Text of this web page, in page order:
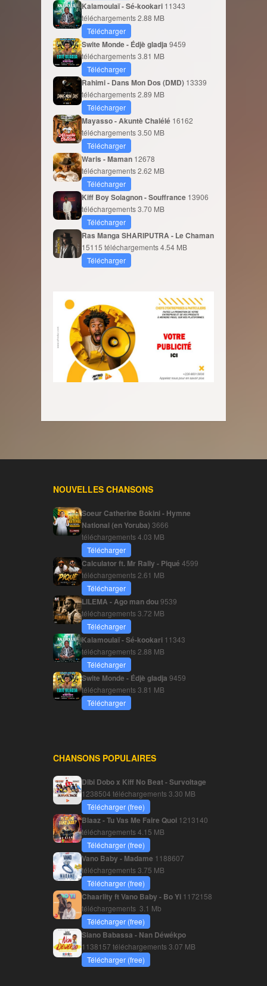
Kalamoulaï - Sé-kookari 11343
téléchargements2.88 MB
Télécharger
Swite Monde - Édjè gladja 9459
téléchargements3.81 MB
Télécharger
Rahimi - Dans Mon Dos (DMD) 13339
téléchargements2.89 MB
Télécharger
Mayasso - Akuntè Chalélé 16162
téléchargements3.50 MB
Télécharger
Waris - Maman 12678
téléchargements2.62 MB
Télécharger
Kiff Boy Solagnon - Souffrance 13906
téléchargements3.70 MB
Télécharger
Ras Manga SHARIPUTRA - Le Chaman
15115 téléchargements4.54 MB
Télécharger
NOUVELLES CHANSONS
Soeur Catherine Bokini - Hymne
National (en Yoruba) 3666
téléchargements4.03 MB
Télécharger
Calculator ft. Mr Rally - Piqué 4599
téléchargements 2.61 MB
Télécharger
LILEMA - Ago man dou9539
téléchargements3.72 MB
Télécharger
Kalamoulaï - Sé-kookari 11343
téléchargements 2.88 MB
Télécharger
Swite Monde - Édjè gladja 9459
téléchargements3.81 MB
Télécharger
CHANSONS POPULAIRES
Dibi Dobo x Kiff No Beat - Survoltage
1238504 téléchargements3.30 MB
Télécharger (free)
Blaaz - Tu Vas Me Faire Quoi 1213140
téléchargements4.15 MB
Télécharger (free)
Vano Baby - Madame 1188607
téléchargements3.75 MB
Télécharger (free)
Chaarlity ft Vano Baby - Bo Yi 1172158
téléchargements 3.1 Mb
Télécharger (free)
Siano Babassa - Nan Déwékpo
1138157 téléchargements3.07 MB
Télécharger (free)